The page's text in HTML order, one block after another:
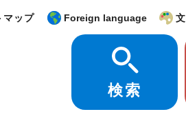
マップ Foreign language
検索